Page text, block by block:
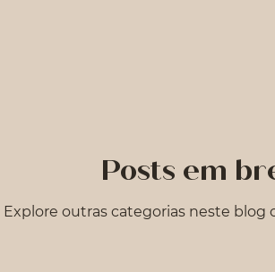
Posts em
Explore outras categorias neste blog